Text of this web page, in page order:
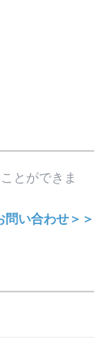
とができま
問い合わせ＞＞